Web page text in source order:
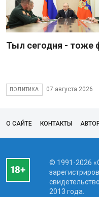
Тыл сегодня - тоже
ПОЛИТИКА 07 августа 2026
О САЙТЕ КОНТАКТЫ
© 1991-2026
2013 года.